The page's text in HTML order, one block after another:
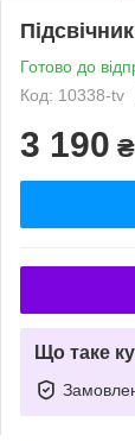
Готово до
Код: 10338-tv
3 190 ₴
Що таке